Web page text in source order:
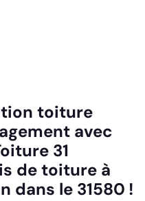
toiture
avec
31
de toiture à
dans le 31580 !